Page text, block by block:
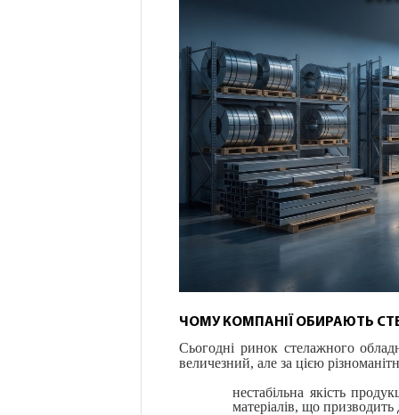
ЧОМУ КОМПАНІЇ ОБИРАЮТЬ
Сьогодні ринок стелажного
величезний, але за цією
нестабільна якість
матеріалів, що призводить